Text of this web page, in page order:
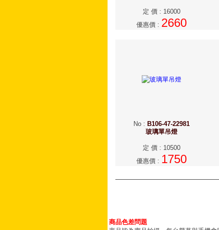
定 價: 16000
優惠價: 2660
No: B106-47-22981
玻璃單吊燈
定 價: 10500
優惠價: 1750
商品色差問題